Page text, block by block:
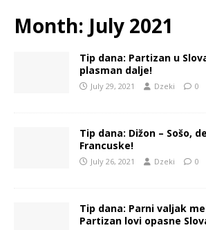
Month: July 2021
Tip dana: Partizan u
plasman dalje!
July 29, 2021 Dzeki 0
Tip dana: Dižon – Sošo,
Francuske!
July 26, 2021 Dzeki 0
Tip dana: Parni valjak
Partizan lovi opasne